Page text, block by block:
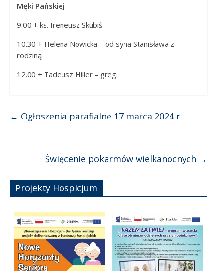
Męki Pańskiej
9.00 + ks. Ireneusz Skubiś
10.30 + Helena Nowicka – od syna Stanisława z
rodziną
12.00 + Tadeusz Hiller – greg.
← Ogłoszenia parafialne 17 marca 2024 r.
Święcenie pokarmów wielkanocnych →
Projekty Hospicjum